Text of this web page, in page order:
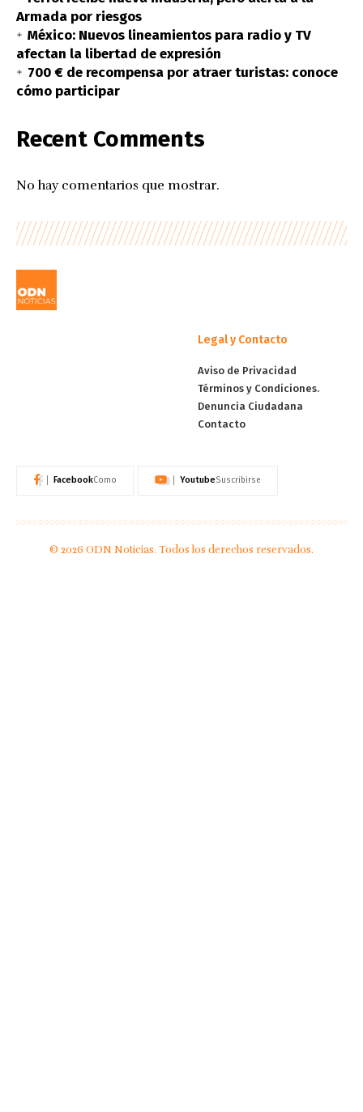
Armada por riesgos
México: Nuevos lineamientos para radio y TV
afectan la libertad de expresión
700 € de recompensa por atraer turistas: conoce
cómo participar
Recent Comments
No hay comentarios que mostrar.
Legal y Contacto
Aviso de Privacidad
Términos y Condiciones.
Denuncia Ciudadana
Contacto
FacebookComo YoutubeSuscribirse
© 2026 ODN Noticias. Todos los derechos reservados.